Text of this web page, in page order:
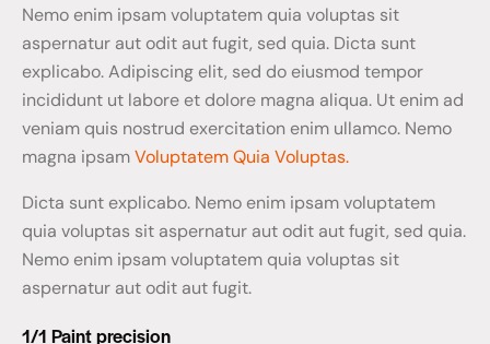
Nemo enim ipsam voluptatem quia voluptas sit
aspernatur aut odit aut fugit, sed quia. Dicta sunt
explicabo. Adipiscing elit, sed do eiusmod tempor
incididunt ut labore et dolore magna aliqua. Ut enim ad
veniam quis nostrud exercitation enim ullamco. Nemo
magna ipsamVoluptatem Quia Voluptas.
Dicta sunt explicabo. Nemo enim ipsam voluptatem
quia voluptas sit aspernatur aut odit aut fugit, sed quia.
Nemo enim ipsam voluptatem quia voluptas sit
aspernatur aut odit aut fugit.
1/1 Paint precision